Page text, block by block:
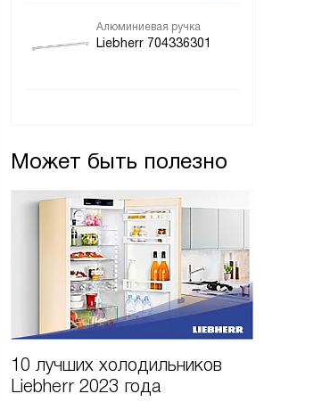
Алюминиевая ручка
Liebherr 704336301
Может быть полезно
10 лучших холодильников
Liebherr 2023 года